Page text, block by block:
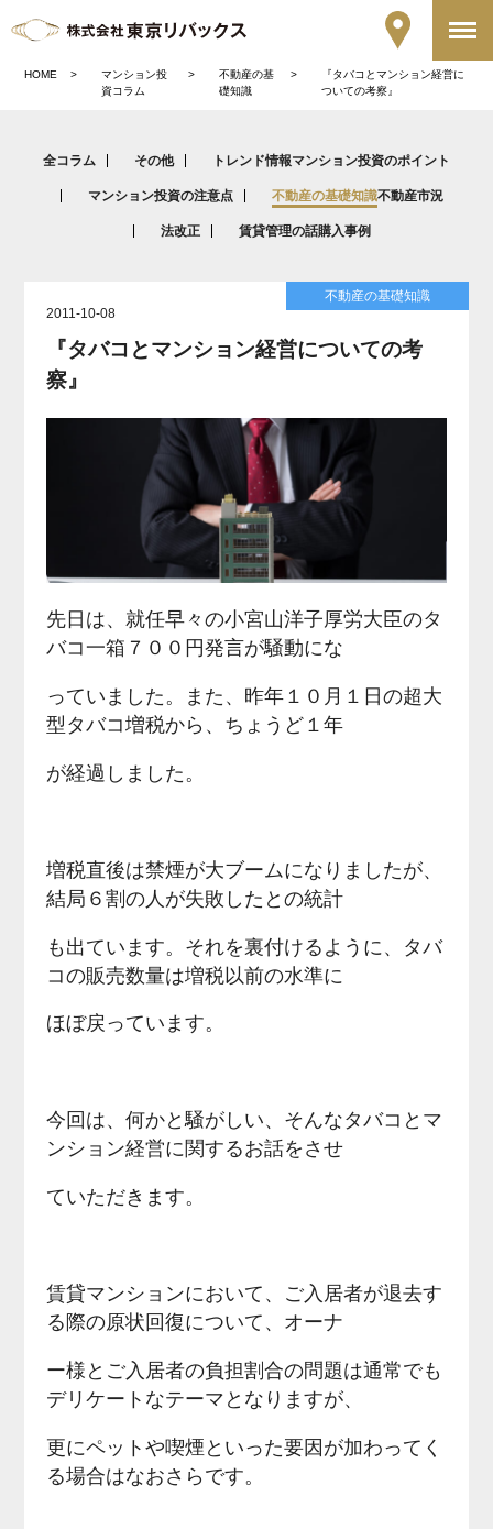
HOME
マンション投
資コラム
不動産の基
礎知識
『タバコとマンション経営に
ついての考察』
全コラム その他 トレンド情報マンション投資のポイント
マンション投資の注意点 不動産の基礎知識不動産市況
法改正 賃貸管理の話購入事例
不動産の基礎知識
2011-10-08
『タバコとマンション経営についての考
察』
先日は、就任早々の小宮山洋子厚労大臣のタ
バコ一箱７００円発言が騒動にな
っていました。また、昨年１０月１日の超大
型タバコ増税から、ちょうど１年
が経過しました。
増税直後は禁煙が大ブームになりましたが、
結局６割の人が失敗したとの統計
も出ています。それを裏付けるように、タバ
コの販売数量は増税以前の水準に
ほぼ戻っています。
今回は、何かと騒がしい、そんなタバコとマ
ンション経営に関するお話をさせ
ていただきます。
賃貸マンションにおいて、ご入居者が退去す
る際の原状回復について、オーナ
ー様とご入居者の負担割合の問題は通常でも
デリケートなテーマとなりますが、
更にペットや喫煙といった要因が加わってく
る場合はなおさらです。